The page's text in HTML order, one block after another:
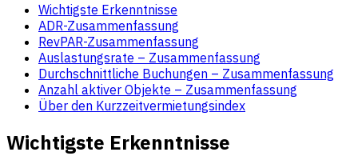
Wichtigste Erkenntnisse
ADR-Zusammenfassung
RevPAR-Zusammenfassung
Auslastungsrate – Zusammenfassung
Durchschnittliche Buchungen – Zusammenfassung
Anzahl aktiver Objekte – Zusammenfassung
Über den Kurzzeitvermietungsindex
Wichtigste Erkenntnisse